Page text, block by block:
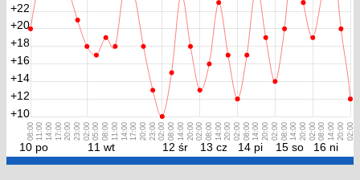
10 po
08:0011:00 14:00 17:0020:00 23:00
11 wt
02:0005:00 08:00 11:00 14:0017:00 20:00 23:00
12 śr
02:00 08:00 14:00 20:00
13 cz
02:00 08:00 14:0020:00
14 pi
02:00 08:0014:00 20:00
15 so
02:00 08:0014:00 20:00
16 ni
02:0008:00 14:00 20:00 02:00
+10
+12
+14
+16
+18
+20
+22